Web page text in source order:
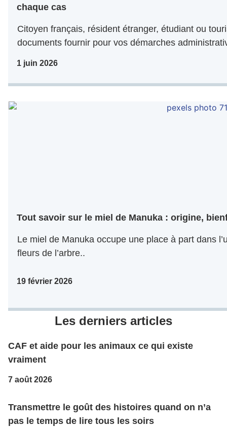
chaque cas
Citoyen français, résident étranger, étudiant ou
documents fournir pour vos démarches
1 juin 2026
Tout savoir sur le miel de Manuka : origine,
Le miel de Manuka occupe une place à part dans
fleurs de l’arbre..
19 février 2026
Les derniers articles
CAF et aide pour les animaux ce qui existe
vraiment
7 août 2026
Transmettre le goût des histoires quand on n’a
pas le temps de lire tous les soirs